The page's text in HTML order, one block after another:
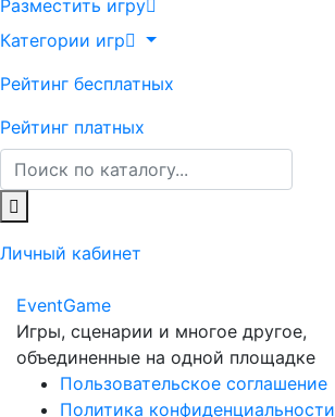
Разместить игру
Категории игр
Рейтинг бесплатных
Рейтинг платных
Личный кабинет
EventGame
Игры, сценарии и многое другое,
объединенные на одной площадке
Пользовательское соглашение
Политика конфиденциальности